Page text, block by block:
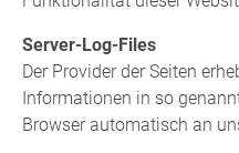
Server-Log-Files
Der Provider der Seiten
Informationen in so
Browser automatisch an